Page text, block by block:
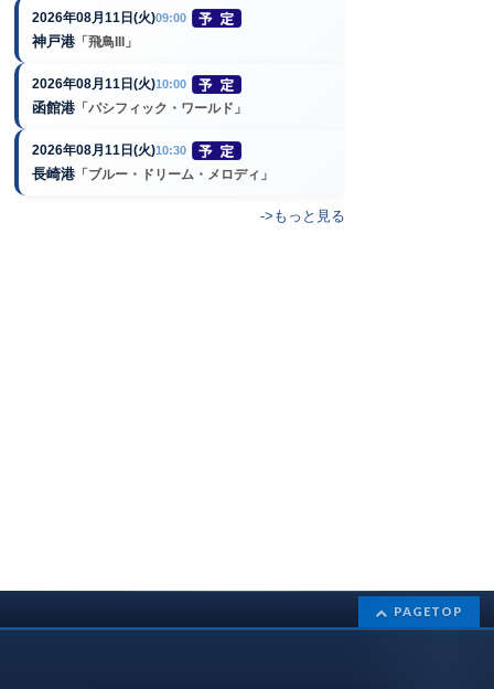
2026年08月11日(火)09:00
神戸港 「飛鳥III」
2026年08月11日(火)10:00
函館港 「パシフィック・ワールド」
2026年08月11日(火)10:30
長崎港 「ブルー・ドリーム・メロディ」
->もっと見る
PAGETOP